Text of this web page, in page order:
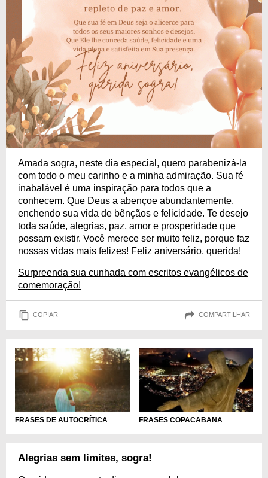
Amada sogra, neste dia especial, quero parabenizá-la
com todo o meu carinho e a minha admiração. Sua fé
inabalável é uma inspiração para todos que a
conhecem. Que Deus a abençoe abundantemente,
enchendo sua vida de bênçãos e felicidade. Te desejo
toda saúde, alegrias, paz, amor e prosperidade que
possam existir. Você merece ser muito feliz, porque faz
nossas vidas mais felizes! Feliz aniversário, querida!
Surpreenda sua cunhada com escritos evangélicos de
comemoração!
COPIAR COMPARTILHAR
FRASES DE AUTOCRÍTICA FRASES COPACABANA
Alegrias sem limites, sogra!